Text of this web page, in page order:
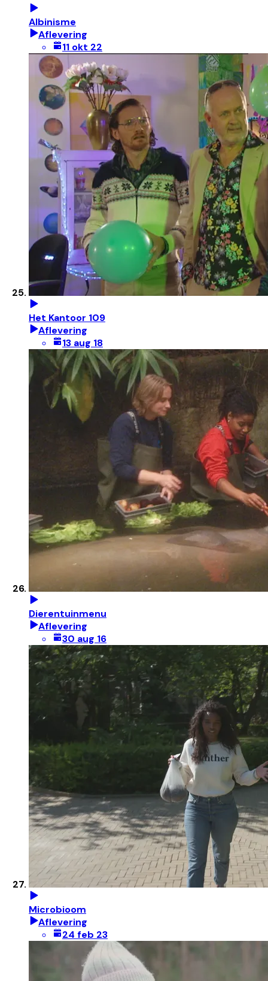
Albinisme
Aflevering
11 okt 22
Het Kantoor 109
Aflevering
13 aug 18
Dierentuinmenu
Aflevering
30 aug 16
Microbioom
Aflevering
24 feb 23